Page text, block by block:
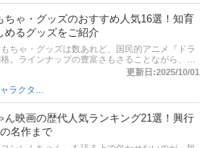
れから買えばいいかわからない……」とお悩みの
しょうか。この記事では、数あるフィギュアの
やその選び方をご紹介していきます。記事後半
販サイトの売れ筋人気ランキングもあるので、
クしてみてください。
ちゃ・グッズのおすすめ人気16選！知育
めるグッズをご紹介
ちゃ・グッズは数あれど、国民的アニメ『ドラ
。ラインナップの豊富さもさることながら、そ
く、子ども向けのものから大人も楽しめるもの
存在しています。この記事ではドラえもんの人
らおすすめの商品をピックアップしてご紹介を
んへのプレゼントをお探しの方はもちろん、ド
魅力的な商品に出会えるはず！記事の後半には
のランキングも掲載しているので是非参考にし
更新日:2025/10/01
ん映画の歴代人気ランキング21選！興行
名作まで